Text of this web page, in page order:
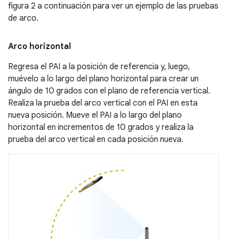
figura 2 a continuación para ver un ejemplo de las pruebas
de arco.
Arco horizontal
Regresa el PAI a la posición de referencia y, luego,
muévelo a lo largo del plano horizontal para crear un
ángulo de 10 grados con el plano de referencia vertical.
Realiza la prueba del arco vertical con el PAI en esta
nueva posición. Mueve el PAI a lo largo del plano
horizontal en incrementos de 10 grados y realiza la
prueba del arco vertical en cada posición nueva.